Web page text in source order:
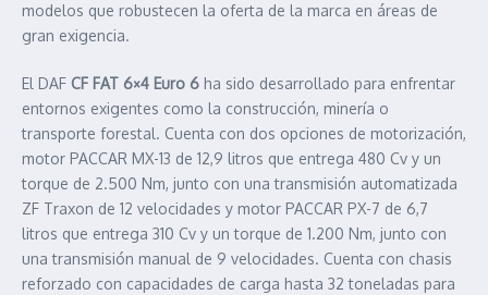
modelos que robustecen la oferta de la marca en áreas de
gran exigencia.
El DAF CF FAT 6×4 Euro 6 ha sido desarrollado para enfrentar
entornos exigentes como la construcción, minería o
transporte forestal. Cuenta con dos opciones de motorización,
motor PACCAR MX-13 de 12,9 litros que entrega 480 Cv y un
torque de 2.500 Nm, junto con una transmisión automatizada
ZF Traxon de 12 velocidades y motor PACCAR PX-7 de 6,7
litros que entrega 310 Cv y un torque de 1.200 Nm, junto con
una transmisión manual de 9 velocidades. Cuenta con chasis
reforzado con capacidades de carga hasta 32 toneladas para